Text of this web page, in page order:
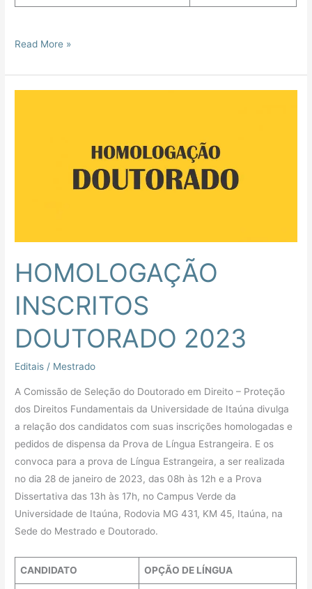
Read More »
HOMOLOGAÇÃO
INSCRITOS
DOUTORADO 2023
Editais / Mestrado
A Comissão de Seleção do Doutorado em Direito – Proteção
dos Direitos Fundamentais da Universidade de Itaúna divulga
a relação dos candidatos com suas inscrições homologadas e
pedidos de dispensa da Prova de Língua Estrangeira. E os
convoca para a prova de Língua Estrangeira, a ser realizada
no dia 28 de janeiro de 2023, das 08h às 12h e a Prova
Dissertativa das 13h às 17h, no Campus Verde da
Universidade de Itaúna, Rodovia MG 431, KM 45, Itaúna, na
Sede do Mestrado e Doutorado.
CANDIDATO OPÇÃO DE LÍNGUA